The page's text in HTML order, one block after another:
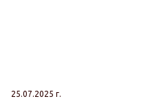
25.07.2025 г.